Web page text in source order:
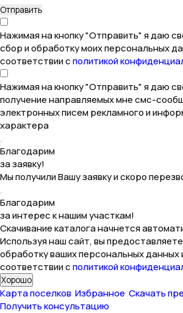
Нажимая на кнопку "Отправить" я даю
сбор и обработку моих персональных
соответствии сполитикой
Нажимая на кнопку "Отправить" я даю
получение направляемых мне смс-
электронных писем рекламного и
характера
Благодарим
за заявку!
Мы получили Вашу заявку и скоро
Благодарим
за интерес к нашим участкам!
Скачивание каталога начнется
Используя наш сайт, вы
обработку ваших персональных данных
соответствии сполитикой
Хорошо
Карта поселков Избранное Скачать
Получить консультацию